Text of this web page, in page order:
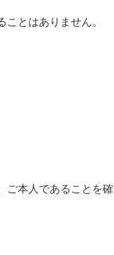
とはありません。
ご本人であることを確